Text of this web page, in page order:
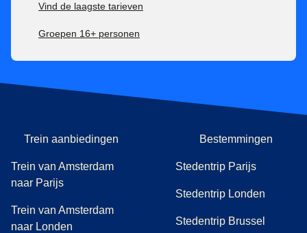
Vind de laagste tarieven
Groepen 16+ personen
Trein aanbiedingen
Trein van Amsterdam
naar Parijs
Trein van Amsterdam
naar Londen
Bestemmingen
Stedentrip Parijs
Stedentrip Londen
Stedentrip Brussel